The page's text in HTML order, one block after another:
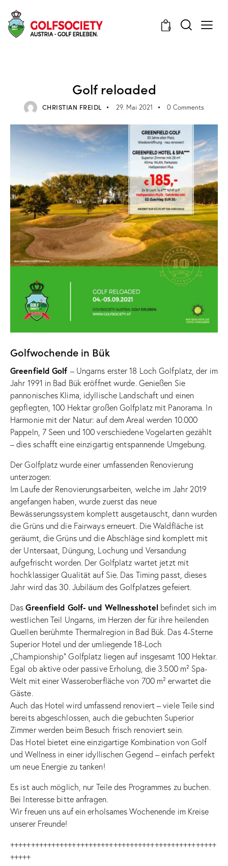
0
Golf reloaded
CHRISTIAN FREIDL 29. Mai 2021 0 Comments
Golfwochende in Bük
Greenfield Golf – Ungarns erster 18 Loch Golfplatz, der im
Jahr 1991 in Bad Bük eröffnet wurde. Genießen Sie
pannonisches Klima, idyllische Landschaft und einen
gepflegten, 100 Hektar großen Golfplatz mit Panorama. In
Harmonie mit der Natur: auf dem Areal werden 10.000
Pappeln, 7 Seen und 100 verschiedene Vogelarten gezählt
– dies schafft eine einzigartig entspannende Umgebung.
Der Golfplatz wurde einer umfassenden Renovierung
unterzogen:
Im Laufe der Renovierungsarbeiten, welche im Jahr 2019
angefangen haben, wurde zuerst das neue
Bewässerungssystem komplett ausgetauscht, dann wurden
die Grüns und die Fairways erneuert. Die Waldfläche ist
geräumt, die Grüns und die Abschläge sind komplett mit
der Untersaat, Düngung, Lochung und Versandung
aufgefrischt worden. Der Golfplatz wartet jetzt mit
hochklassiger Qualität auf Sie. Das Timing passt, dieses
Jahr wird das 30. Jubiläum des Golfplatzes gefeiert.
DasGreenfield Golf- und Wellnesshotel befindet sich im
westlichen Teil Ungarns, im Herzen der für ihre heilenden
Quellen berühmte Thermalregion in Bad Bük. Das 4-Sterne
Superior Hotel und der umliegende 18-Loch
„Championship” Golfplatz liegen auf insgesamt 100 Hektar.
Egal ob aktive oder passive Erholung, die 3.500 m² Spa-
Welt mit einer Wasseroberfläche von 700 m² erwartet die
Gäste.
Auch das Hotel wird umfassend renoviert – viele Teile sind
bereits abgeschlossen, auch die gebuchten Superior
Zimmer werden beim Besuch frisch renoviert sein.
Das Hotel bietet eine einzigartige Kombination von Golf
und Wellness in einer idyllischen Gegend – einfach perfekt
um neue Energie zu tanken!
Es ist auch möglich, nur Teile des Programmes zu buchen.
Bei Interesse bitte anfragen.
Wir freuen uns auf ein erholsames Wochenende im Kreise
unserer Freunde!
++++++++++++++++++++++++++++++++++++++++++++++++++
+++++